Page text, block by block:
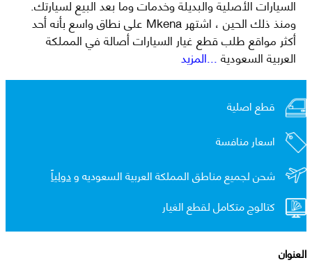
السيارات الأصلية والبديلة وخدمات وما بعد البيع لسيارتك.
ومنذ ذلك الحين ، اشتهر Mkena على نطاق واسع بأنه أحد
أكثر مواقع طلب قطع غيار السيارات أصالة في المملكة
العربية السعودية...المزيد
قطع اصلية
اسعار منافسة
شحن لجميع مناطق المملكة العربية السعوديه ودولياً
كتالوج متكامل لقطع الغيار
العنوان